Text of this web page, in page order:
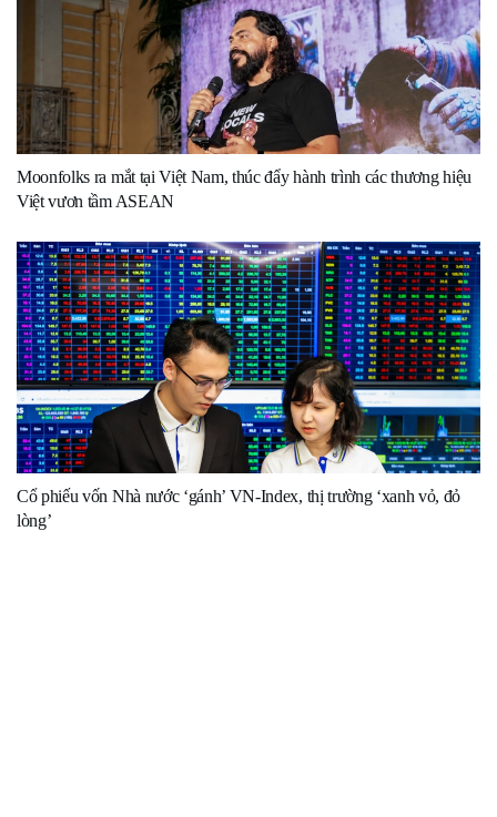
Moonfolks ra mắt tại Việt Nam, thúc đẩy hành trình các thương hiệu
Việt vươn tầm ASEAN
Cổ phiếu vốn Nhà nước ‘gánh’ VN-Index, thị trường ‘xanh vỏ, đỏ
lòng’